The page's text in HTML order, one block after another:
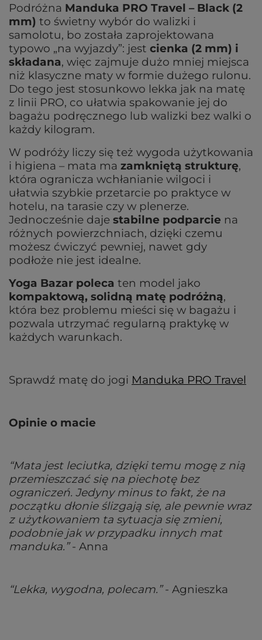
Podróżna Manduka PRO Travel – Black (2
mm) to świetny wybór do walizki i
samolotu, bo została zaprojektowana
typowo „na wyjazdy”: jest cienka (2 mm) i
składana, więc zajmuje dużo mniej miejsca
niż klasyczne maty w formie dużego rulonu.
Do tego jest stosunkowo lekka jak na matę
z linii PRO, co ułatwia spakowanie jej do
bagażu podręcznego lub walizki bez walki o
każdy kilogram.
W podróży liczy się też wygoda użytkowania
i higiena – mata ma zamkniętą strukturę,
która ogranicza wchłanianie wilgoci i
ułatwia szybkie przetarcie po praktyce w
hotelu, na tarasie czy w plenerze.
Jednocześnie daje stabilne podparcie na
różnych powierzchniach, dzięki czemu
możesz ćwiczyć pewniej, nawet gdy
podłoże nie jest idealne.
Yoga Bazar poleca ten model jako
kompaktową, solidną matę podróżną,
która bez problemu mieści się w bagażu i
pozwala utrzymać regularną praktykę w
każdych warunkach.
Sprawdź matę do jogi Manduka PRO Travel
Opinie o macie
“Mata jest leciutka, dzięki temu mogę z nią
przemieszczać się na piechotę bez
ograniczeń. Jedyny minus to fakt, że na
początku dłonie ślizgają się, ale pewnie wraz
z użytkowaniem ta sytuacja się zmieni,
podobnie jak w przypadku innych mat
manduka.”- Anna
“Lekka, wygodna, polecam.”- Agnieszka